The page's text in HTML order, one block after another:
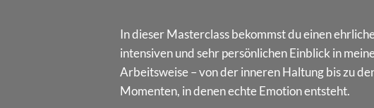
In dieser Masterclass bekommst du einen
intensiven und sehr persönlichen Einblick in
Arbeitsweise – von der inneren Haltung bis zu
Momenten, in denen echte Emotion entsteht.